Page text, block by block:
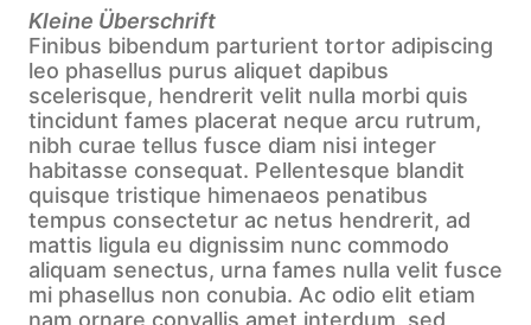
Kleine Überschrift
Finibus bibendum parturient tortor adipiscing
leo phasellus purus aliquet dapibus
scelerisque, hendrerit velit nulla morbi quis
tincidunt fames placerat neque arcu rutrum,
nibh curae tellus fusce diam nisi integer
habitasse consequat. Pellentesque blandit
quisque tristique himenaeos penatibus
tempus consectetur ac netus hendrerit, ad
mattis ligula eu dignissim nunc commodo
aliquam senectus, urna fames nulla velit fusce
mi phasellus non conubia. Ac odio elit etiam
nam ornare convallis amet interdum, sed